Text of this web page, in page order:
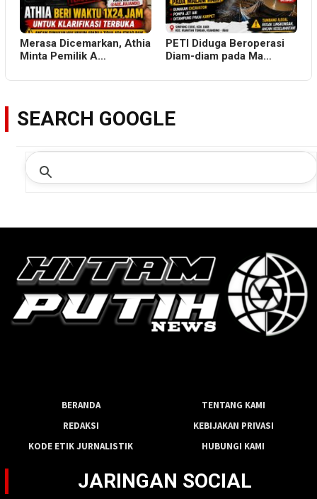
Merasa Dicemarkan, Athia
Minta Pemilik A…
PETI Diduga Beroperasi
Diam-diam pada Ma…
SEARCH GOOGLE
BERANDA
TENTANG KAMI
REDAKSI
KEBIJAKAN PRIVASI
KODE ETIK JURNALISTIK
HUBUNGI KAMI
JARINGAN SOCIAL